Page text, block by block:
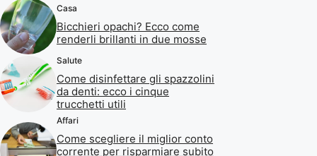
Casa
Bicchieri opachi? Ecco come
renderli brillanti in due mosse
Salute
Come disinfettare gli spazzolini
da denti: ecco i cinque
trucchetti utili
Affari
Come scegliere il miglior conto
corrente per risparmiare subito